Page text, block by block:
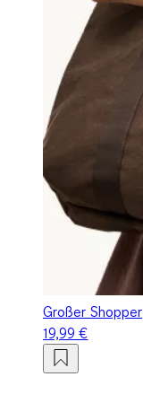
Großer Shopper
19,99 €